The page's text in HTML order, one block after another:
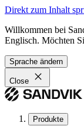
Direkt zum Inhalt
Willkommen bei
Englisch. Möchten
Sprache ändern
Close
Produkte